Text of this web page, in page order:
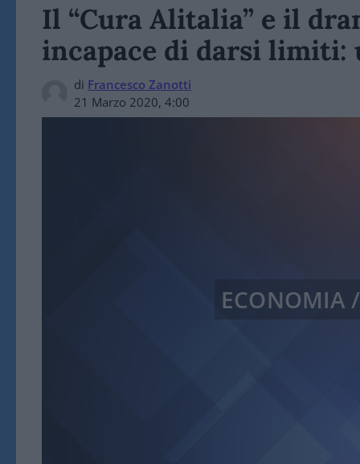
Il “Cura Alitalia” e il
incapace di darsi
di Francesco Zanotti
21 Marzo 2020, 4:00
ECONOMIA